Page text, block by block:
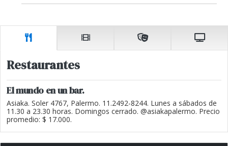
Restaurantes
El mundo en un bar.
Asiaka. Soler 4767, Palermo. 11.2492-8244. Lunes a sábados de
11.30 a 23.30 horas. Domingos cerrado. @asiakapalermo. Precio
promedio: $ 17.000.